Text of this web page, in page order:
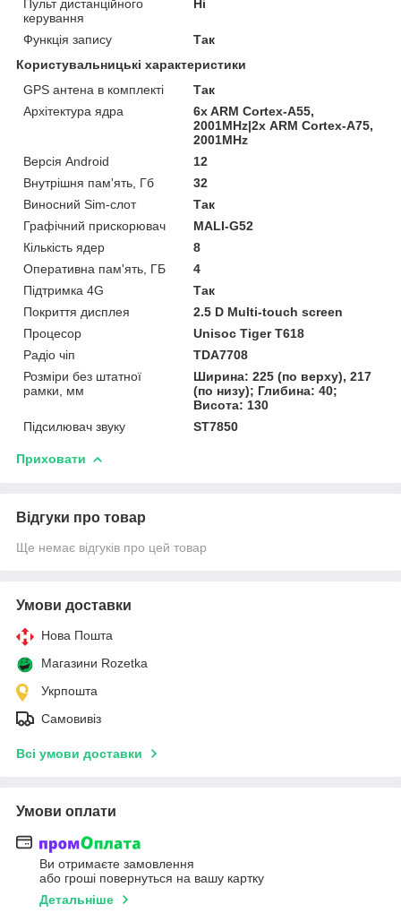
Пульт дистанційного
керування
Ні
Функція запису
Так
Користувальницькі характеристики
GPS антена в комплекті
Так
Архітектура ядра
6x ARM Cortex-A55,
2001MHz|2х ARM Cortex-A75,
2001MHz
Версія Android
12
Внутрішня пам'ять, Гб
32
Виносний Sim-слот
Так
Графічний прискорювач
MALI-G52
Кількість ядер
8
Оперативна пам'ять, ГБ
4
Підтримка 4G
Так
Покриття дисплея
2.5 D Multi-touch screen
Процесор
Unisoc Tiger T618
Радіо чіп
TDA7708
Розміри без штатної
рамки, мм
Ширина: 225 (по верху), 217
(по низу); Глибина: 40;
Висота: 130
Підсилювач звуку
ST7850
Приховати
Відгуки про товар
Ще немає відгуків про цей товар
Умови доставки
Нова Пошта
Магазини Rozetka
Укрпошта
Самовивіз
Всі умови доставки
Умови оплати
Ви отримаєте замовлення
або гроші повернуться на вашу картку
Детальніше